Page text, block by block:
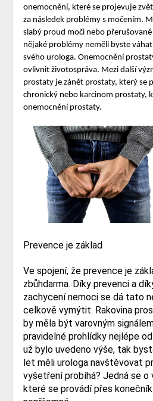
onemocnění, které se projevuje
za následek problémy s močením.
slabý proud moči nebo
nějaké problémy neměli byste
svého urologa. Onemocnění
ovlivnit životospráva. Mezi další
prostaty je zánět prostaty, který se
chronický nebo karcinom prostaty,
onemocnění prostaty.
Prevence je základ
Ve spojení, že prevence je
zbůhdarma. Díky prevenci a
zachycení nemoci se dá tato
celkově vymýtit. Rakovina
by měla být varovným
pravidelné prohlídky nejlépe
už bylo uvedeno výše, tak
let měli urologa navštěvovat
vyšetření probíhá? Jedná se
které se provádí přes